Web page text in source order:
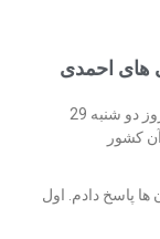
های احمدی
چهارشنبه 31 شهریور 89 / 22 سپتامبر 2010 1 روز دو شنبه 29
کشور
پاسخ دادم. اول